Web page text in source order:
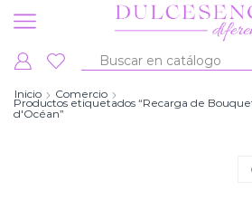
Inicio Comercio
Productos etiquetados “Recarga de
d'Océan”